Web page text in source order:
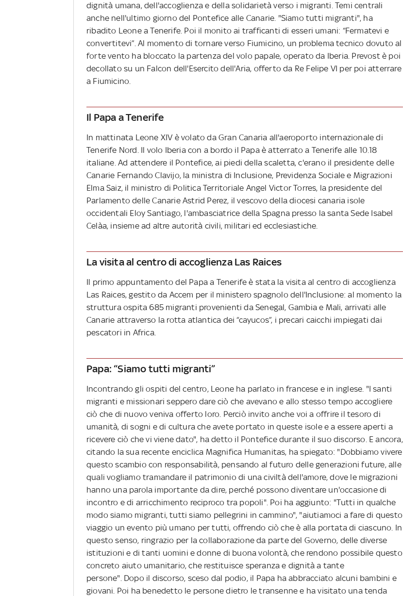
dignità umana, dell'accoglienza e della solidarietà verso i migranti. Temi centrali
anche nell'ultimo giorno del Pontefice alle Canarie. "Siamo tutti migranti", ha
ribadito Leone a Tenerife. Poi il monito ai trafficanti di esseri umani: “Fermatevi e
convertitevi”. Al momento di tornare verso Fiumicino, un problema tecnico dovuto al
forte vento ha bloccato la partenza del volo papale, operato da Iberia. Prevost è poi
decollato su un Falcon dell'Esercito dell'Aria, offerto da Re Felipe VI per poi atterrare
a Fiumicino.
Il Papa a Tenerife
In mattinata Leone XIV è volato da Gran Canaria all'aeroporto internazionale di
Tenerife Nord. Il volo Iberia con a bordo il Papa è atterrato a Tenerife alle 10.18
italiane. Ad attendere il Pontefice, ai piedi della scaletta, c'erano il presidente delle
Canarie Fernando Clavijo, la ministra di Inclusione, Previdenza Sociale e Migrazioni
Elma Saiz, il ministro di Politica Territoriale Angel Victor Torres, la presidente del
Parlamento delle Canarie Astrid Perez, il vescovo della diocesi canaria isole
occidentali Eloy Santiago, l'ambasciatrice della Spagna presso la santa Sede Isabel
Celàa, insieme ad altre autorità civili, militari ed ecclesiastiche.
La visita al centro di accoglienza Las Raices
Il primo appuntamento del Papa a Tenerife è stata la visita al centro di accoglienza
Las Raices, gestito da Accem per il ministero spagnolo dell'Inclusione: al momento la
struttura ospita 685 migranti provenienti da Senegal, Gambia e Mali, arrivati alle
Canarie attraverso la rotta atlantica dei “cayucos”, i precari caicchi impiegati dai
pescatori in Africa.
Papa: “Siamo tutti migranti”
Incontrando gli ospiti del centro, Leone ha parlato in francese e in inglese. "I santi
migranti e missionari seppero dare ciò che avevano e allo stesso tempo accogliere
ciò che di nuovo veniva offerto loro. Perciò invito anche voi a offrire il tesoro di
umanità, di sogni e di cultura che avete portato in queste isole e a essere aperti a
ricevere ciò che vi viene dato", ha detto il Pontefice durante il suo discorso. E ancora,
citando la sua recente enciclica Magnifica Humanitas, ha spiegato: "Dobbiamo vivere
questo scambio con responsabilità, pensando al futuro delle generazioni future, alle
quali vogliamo tramandare il patrimonio di una civiltà dell'amore, dove le migrazioni
hanno una parola importante da dire, perché possono diventare un'occasione di
incontro e di arricchimento reciproco tra popoli". Poi ha aggiunto: "Tutti in qualche
modo siamo migranti, tutti siamo pellegrini in cammino", "aiutiamoci a fare di questo
viaggio un evento più umano per tutti, offrendo ciò che è alla portata di ciascuno. In
questo senso, ringrazio per la collaborazione da parte del Governo, delle diverse
istituzioni e di tanti uomini e donne di buona volontà, che rendono possibile questo
concreto aiuto umanitario, che restituisce speranza e dignità a tante
persone". Dopo il discorso, sceso dal podio, il Papa ha abbracciato alcuni bambini e
giovani. Poi ha benedetto le persone dietro le transenne e ha visitato una tenda